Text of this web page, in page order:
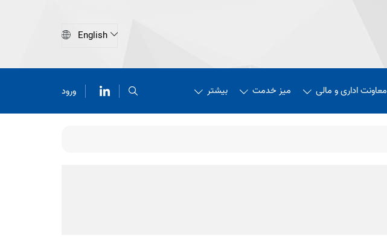
معاونت اداری و مالی میز خدمت بیشتر ورود